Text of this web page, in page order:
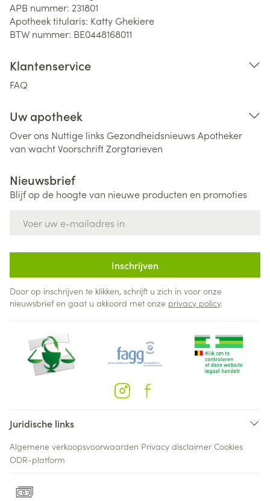
APB nummer: 231801
Apotheek titularis: Katty Ghekiere
BTW nummer: BE0448168011
Klantenservice
FAQ
Uw apotheek
Over ons Nuttige links Gezondheidsnieuws Apotheker
van wachtVoorschriftZorgtarieven
Nieuwsbrief
Blijf op de hoogte van nieuwe producten en promoties
Inschrijven
Door op inschrijven te klikken, schrijft u zich in voor onze
nieuwsbrief en gaat u akkoord met onze privacy policy.
Juridische links
Algemene verkoopsvoorwaarden Privacy disclaimer Cookies
ODR-platform